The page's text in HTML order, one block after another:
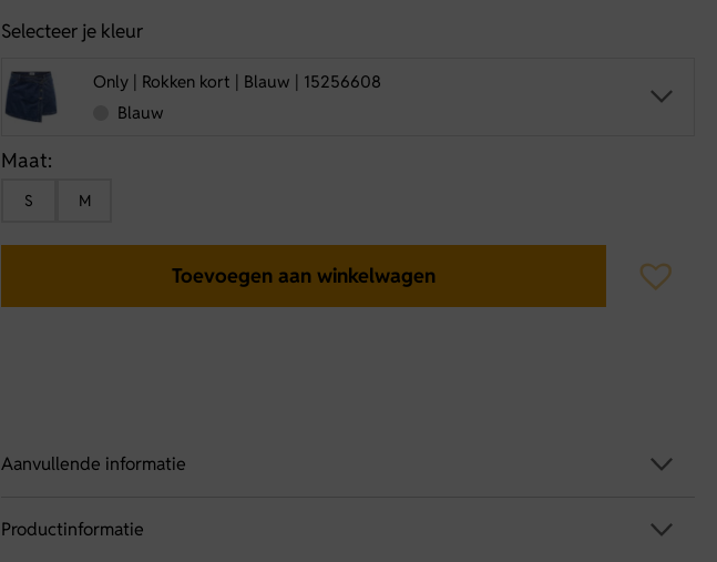
Selecteer je kleur
Only | Rokken kort | Blauw | 15256608
Blauw
Maat:
S M
Toevoegen aan winkelwagen
Aanvullende informatie
Productinformatie